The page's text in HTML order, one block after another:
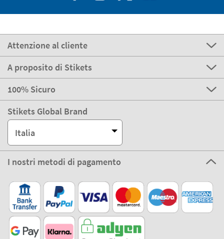
Attenzione al cliente
A proposito di Stikets
100% Sicuro
Stikets Global Brand
Italia
I nostri metodi di pagamento